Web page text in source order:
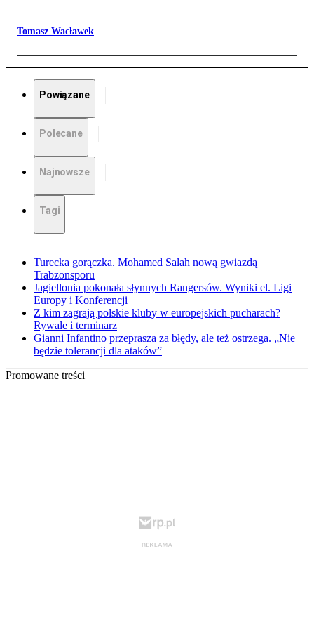
Tomasz Wacławek
Powiązane
Polecane
Najnowsze
Tagi
Turecka gorączka. Mohamed Salah nową gwiazdą
Trabzonsporu
Jagiellonia pokonała słynnych Rangersów. Wyniki el. Ligi
Europy i Konferencji
Z kim zagrają polskie kluby w europejskich pucharach?
Rywale i terminarz
Gianni Infantino przeprasza za błędy, ale też ostrzega. „Nie
będzie tolerancji dla ataków”
Promowane treści